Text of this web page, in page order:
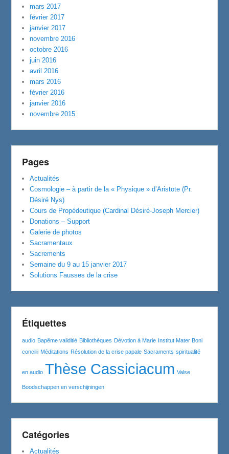
mars 2017
février 2017
janvier 2017
novembre 2016
octobre 2016
juin 2016
avril 2016
mars 2016
février 2016
janvier 2016
novembre 2015
Pages
Actualités
Cosmologie – à partir de la « Physique » d’Aristote (Pr.
Désiré Nys)
Cours de Propédeutique (Cardinal Désiré-Joseph Mercier)
Donations – Support
Galerie de photos
Sacramentaux
Sacrements
Semaine du 9 au 15 janvier 2017
Solutions Fausses de la crise
Étiquettes
audio Bapême validitié Bibliothèques Dévotion à Marie Institut Mater Boni
concilii Méditations Résolution de la crise papale Sacraments spiritualité
en audio Thèse Cassiciacum Valse
Boodschappen en verschijningen
Catégories
Actualités